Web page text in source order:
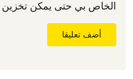
الخاص بي حتى يمكن
أضف تعليقا